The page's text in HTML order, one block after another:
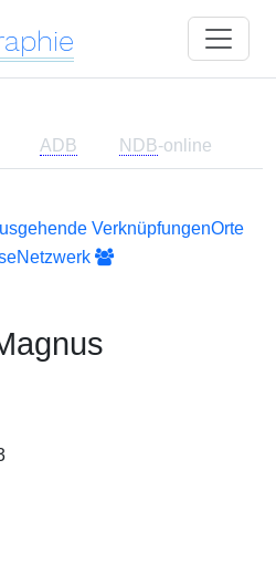
ADB NDB-online
VerknüpfungenOrte
Netzwerk